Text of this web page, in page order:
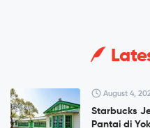
August 4,
Starbucks
Pantai di